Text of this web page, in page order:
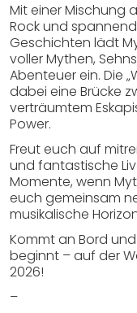
Mit einer Mischung
Rock und
Geschichten lädt
voller Mythen,
Abenteuer ein. Die
dabei eine Brücke
verträumtem
Power.
Freut euch auf
und fantastische
Momente, wenn
euch gemeinsam
musikalische
Kommt an Bord
beginnt – auf der
2026!
–